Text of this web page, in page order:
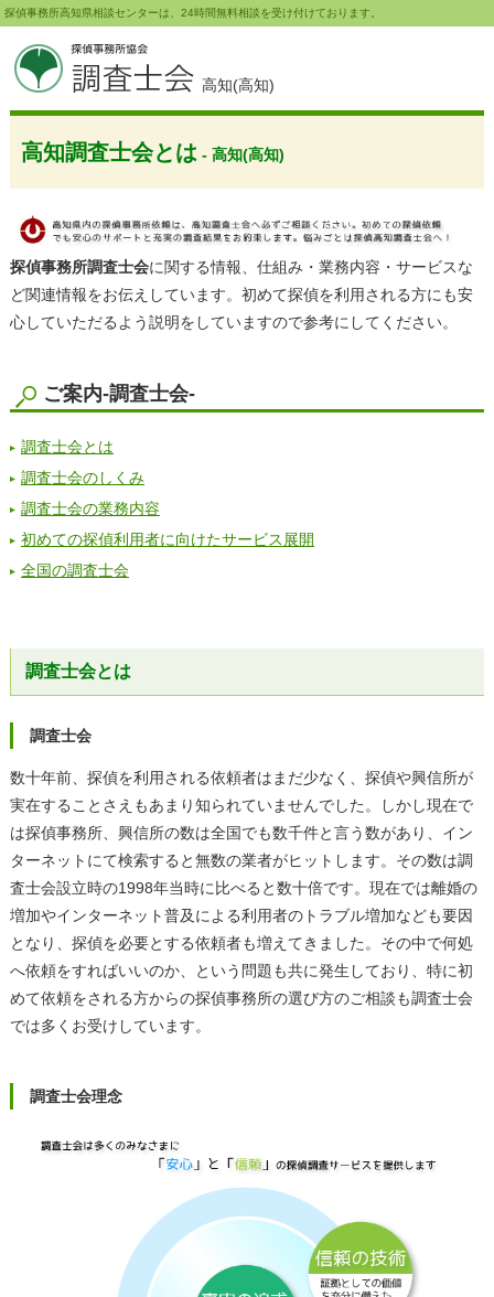
高知調査士会とは - 高知(高知)
探偵事務所調査士会に関する情報、仕組み・業務内容・サービスな
ど関連情報をお伝えしています。初めて探偵を利用される方にも安
心していただるよう説明をしていますので参考にしてください。
ご案内-調査士会-
調査士会とは
調査士会のしくみ
調査士会の業務内容
初めての探偵利用者に向けたサービス展開
全国の調査士会
調査士会とは
調査士会
数十年前、探偵を利用される依頼者はまだ少なく、探偵や興信所が
実在することさえもあまり知られていませんでした。しかし現在で
は探偵事務所、興信所の数は全国でも数千件と言う数があり、イン
ターネットにて検索すると無数の業者がヒットします。その数は調
査士会設立時の1998年当時に比べると数十倍です。現在では離婚の
増加やインターネット普及による利用者のトラブル増加なども要因
となり、探偵を必要とする依頼者も増えてきました。その中で何処
へ依頼をすればいいのか、という問題も共に発生しており、特に初
めて依頼をされる方からの探偵事務所の選び方のご相談も調査士会
では多くお受けしています。
調査士会理念
高知(高知)
探偵事務所高知県相談センターは、24時間無料相談を受け付けております。